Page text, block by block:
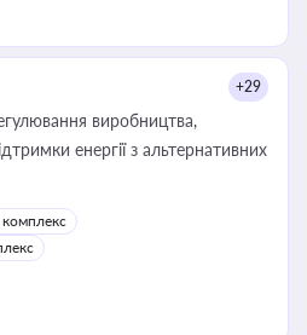
+29
виробництва,
енергії з альтернативних